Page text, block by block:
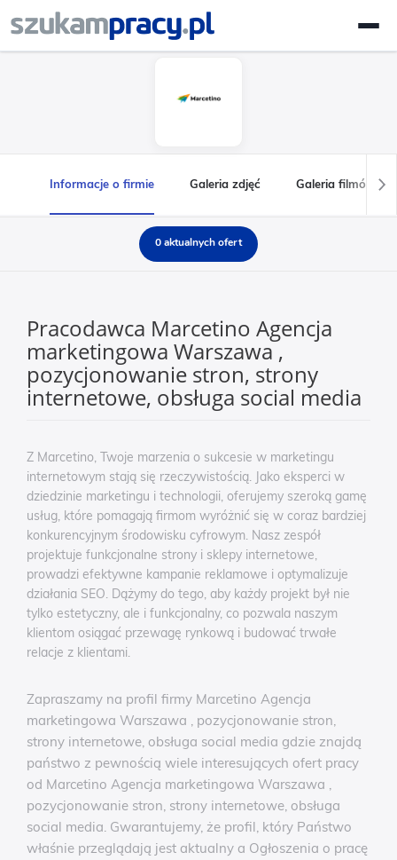
Informacje o firmie Galeria zdjęć Galeria filmów
0 aktualnych ofert
Pracodawca Marcetino Agencja
marketingowa Warszawa ,
pozycjonowanie stron, strony
internetowe, obsługa social media
Z Marcetino, Twoje marzenia o sukcesie w marketingu
internetowym stają się rzeczywistością. Jako eksperci w
dziedzinie marketingu i technologii, oferujemy szeroką gamę
usług, które pomagają firmom wyróżnić się w coraz bardziej
konkurencyjnym środowisku cyfrowym. Nasz zespół
projektuje funkcjonalne strony i sklepy internetowe,
prowadzi efektywne kampanie reklamowe i optymalizuje
działania SEO. Dążymy do tego, aby każdy projekt był nie
tylko estetyczny, ale i funkcjonalny, co pozwala naszym
klientom osiągać przewagę rynkową i budować trwałe
relacje z klientami.
Zapraszamy na profil firmy Marcetino Agencja
marketingowa Warszawa , pozycjonowanie stron,
strony internetowe, obsługa social media gdzie znajdą
państwo z pewnością wiele interesujących ofert pracy
od Marcetino Agencja marketingowa Warszawa ,
pozycjonowanie stron, strony internetowe, obsługa
social media. Gwarantujemy, że profil, który Państwo
właśnie przeglądają jest aktualny a Ogłoszenia o pracę